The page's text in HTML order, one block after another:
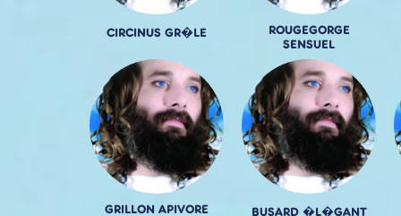
CIRCINUS GR�LE
ROUGEGORGE
SENSUEL
GRILLON APIVORE BUSARD �L�GANT